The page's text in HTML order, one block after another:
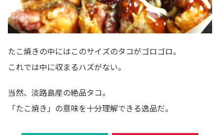
たこ焼きの中にはこのサイズのタコがゴロゴロ。
これでは中に収まるハズがない。
当然、淡路島産の絶品タコ。
「たこ焼き」の意味を十分理解できる逸品だ。